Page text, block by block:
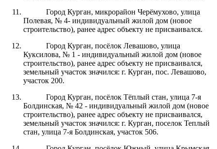
Город Курган, микрорайон Черёмухово, улица
Полевая, № 4- индивидуальный жилой дом (новое
строительство), ранее адрес объекту не присваивался.
Город Курган, посёлок Левашово, улица
Куксилова, № 1 - индивидуальный жилой дом (новое
строительство), ранее адрес объекту не присваивался,
земельный участок значился: г. Курган, пос. Левашово,
участок 200.
Город Курган, посёлок Тёплый стан, улица 7-я
Болдинская, № 42 - индивидуальный жилой дом (новое
строительство), ранее адрес объекту не присваивался,
земельный участок значился: г. Курган, поселок Теплый
стан, улица 7-я Болдинская, участок 506.